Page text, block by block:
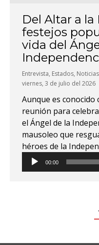
Del Altar a la
festejos
vida del
Entrevista, Estados, Noticias
viernes, 3 de julio del 2026
Aunque es
reunión para
el Ángel de la
mausoleo que
héroes de la
Reproductor
de
00:00